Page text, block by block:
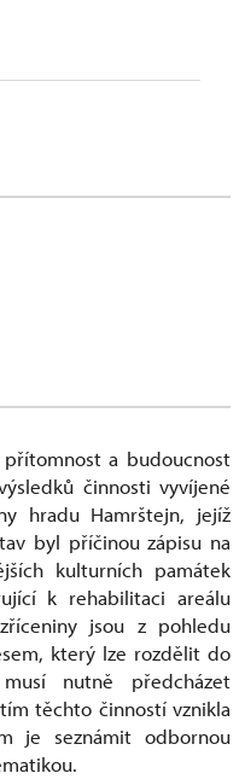
přítomnost a budoucnost
činnosti vyvíjené
hradu Hamrštejn, jejíž
byl příčinou zápisu na
kulturních památek
k rehabilitaci areálu
jsou z pohledu
který lze rozdělit do
nutně předcházet
těchto činností vznikla
je seznámit odbornou